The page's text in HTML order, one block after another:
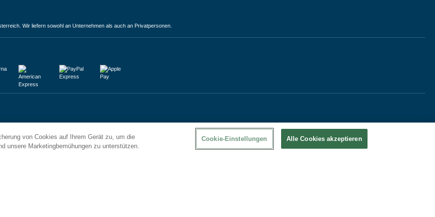
Wir liefern sowohl an Unternehmen als auch an Privatpersonen.
von Cookies auf Ihrem Gerät zu, um die
unsere Marketingbemühungen zu unterstützen.
Cookie-Einstellungen Alle Cookies akzeptieren